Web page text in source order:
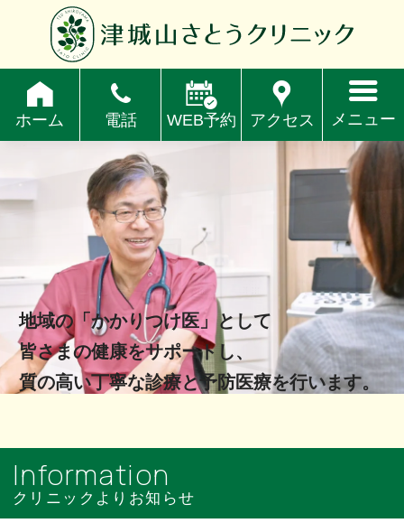
ホーム 電話 WEB予約 アクセス メニュー
地域の「かかりつけ医」として
皆さまの健康をサポートし、
質の高い丁寧な診療と予防医療を行います。
Information
クリニックよりお知らせ